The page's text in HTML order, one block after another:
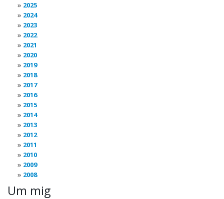
2025
2024
2023
2022
2021
2020
2019
2018
2017
2016
2015
2014
2013
2012
2011
2010
2009
2008
Um mig